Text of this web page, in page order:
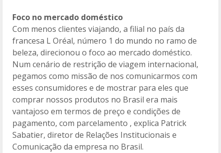
Foco no mercado doméstico
Com menos clientes viajando, a filial no país da
francesa L Oréal, número 1 do mundo no ramo de
beleza, direcionou o foco ao mercado doméstico.
Num cenário de restrição de viagem internacional,
pegamos como missão de nos comunicarmos com
esses consumidores e de mostrar para eles que
comprar nossos produtos no Brasil era mais
vantajoso em termos de preço e condições de
pagamento, com parcelamento , explica Patrick
Sabatier, diretor de Relações Institucionais e
Comunicação da empresa no Brasil.